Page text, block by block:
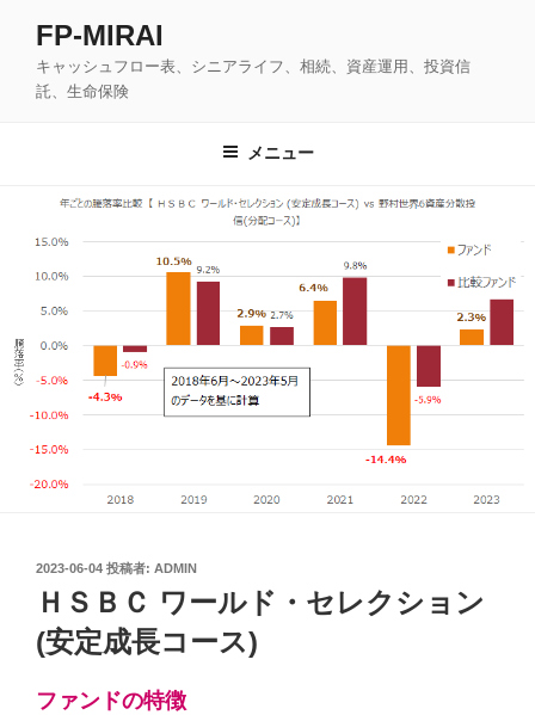
FP-MIRAI
キャッシュフロー表、シニアライフ、相続、資産運用、投資信
託、生命保険
メニュー
投
稿
日:
2023-06-04 投稿者: ADMIN
ＨＳＢＣ ワールド・セレクション
(安定成長コース)
ファンドの特徴